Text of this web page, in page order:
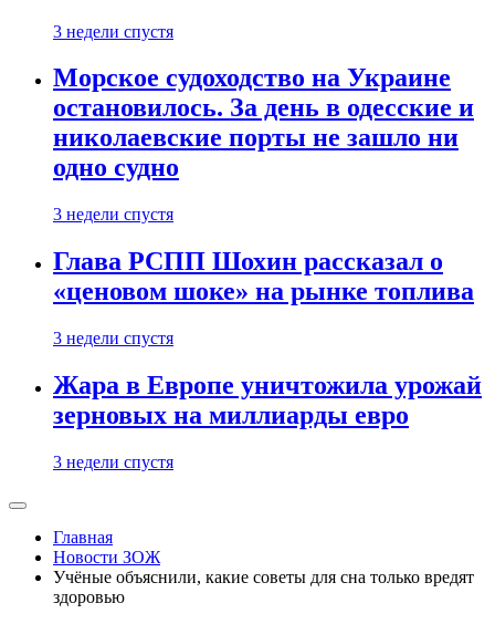
3 недели спустя
Морское судоходство на Украине
остановилось. За день в одесские и
николаевские порты не зашло ни
одно судно
3 недели спустя
Глава РСПП Шохин рассказал о
«ценовом шоке» на рынке топлива
3 недели спустя
Жара в Европе уничтожила урожай
зерновых на миллиарды евро
3 недели спустя
Главная
Новости ЗОЖ
Учёные объяснили, какие советы для сна только вредят
здоровью